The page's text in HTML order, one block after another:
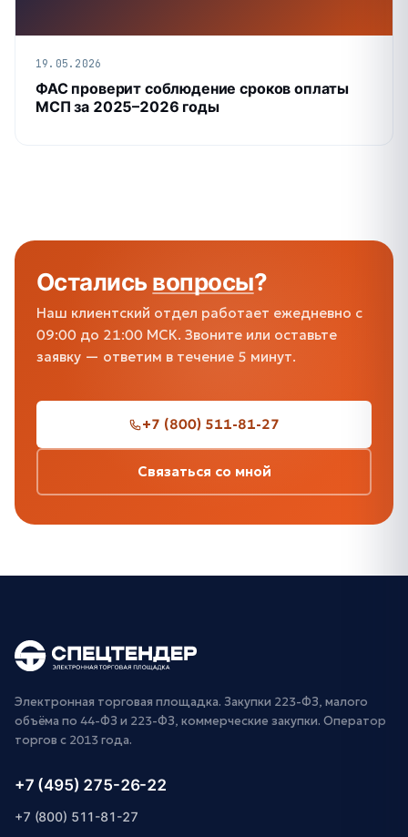
19.05.2026
ФАС проверит соблюдение сроков оплаты
МСП за 2025–2026 годы
Осталисьвопросы?
Наш клиентский отдел работает ежедневно с
09:00 до 21:00 МСК. Звоните или оставьте
заявку — ответим в течение 5 минут.
+7 (800) 511-81-27
Связаться со мной
Электронная торговая площадка. Закупки 223-ФЗ, малого
объёма по 44-ФЗ и 223-ФЗ, коммерческие закупки. Оператор
торгов с 2013 года.
+7 (495) 275-26-22
+7 (800) 511-81-27